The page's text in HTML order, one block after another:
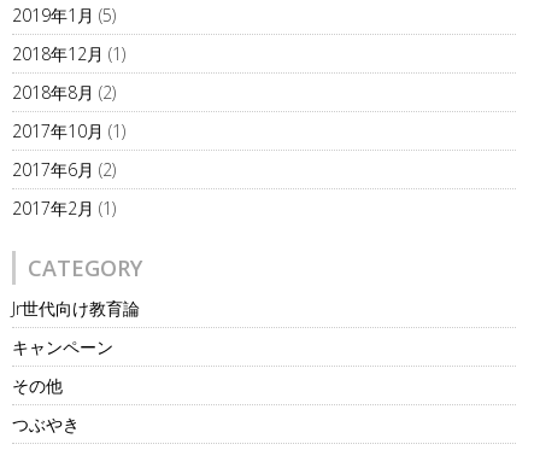
2019年1月 (5)
2018年12月 (1)
2018年8月 (2)
2017年10月 (1)
2017年6月 (2)
2017年2月 (1)
CATEGORY
Jr世代向け教育論
キャンペーン
その他
つぶやき